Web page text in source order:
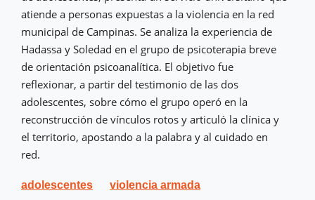
atiende a personas expuestas a la violencia en la red
municipal de Campinas. Se analiza la experiencia de
Hadassa y Soledad en el grupo de psicoterapia breve
de orientación psicoanalítica. El objetivo fue
reflexionar, a partir del testimonio de las dos
adolescentes, sobre cómo el grupo operó en la
reconstrucción de vínculos rotos y articuló la clínica y
el territorio, apostando a la palabra y al cuidado en
red.
adolescentes
violencia armada